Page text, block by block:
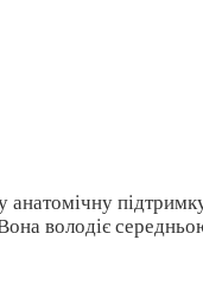
володіє